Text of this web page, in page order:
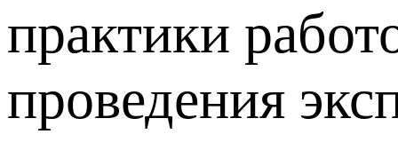
практики
проведения